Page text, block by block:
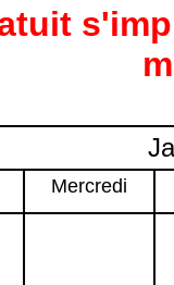
Mercredi